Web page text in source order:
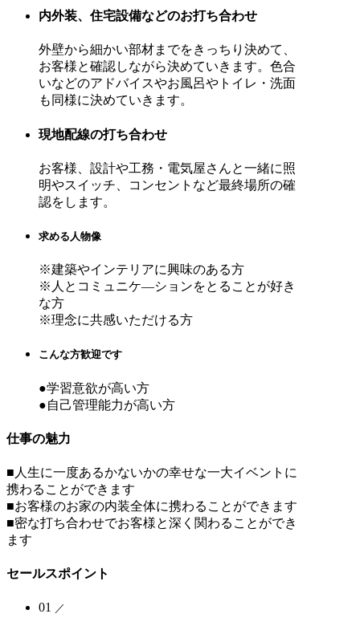
内外装、住宅設備などのお打ち合わせ
外壁から細かい部材までをきっちり決めて、
お客様と確認しながら決めていきます。色合
いなどのアドバイスやお風呂やトイレ・洗面
も同様に決めていきます。
現地配線の打ち合わせ
お客様、設計や工務・電気屋さんと一緒に照
明やスイッチ、コンセントなど最終場所の確
認をします。
求める人物像
※建築やインテリアに興味のある方
※人とコミュニケ―ションをとることが好き
な方
※理念に共感いただける方
こんな方歓迎です
●学習意欲が高い方
●自己管理能力が高い方
仕事の魅力
■人生に一度あるかないかの幸せな一大イベントに
携わることができます
■お客様のお家の内装全体に携わることができます
■密な打ち合わせでお客様と深く関わることができ
ます
セールスポイント
01 ／